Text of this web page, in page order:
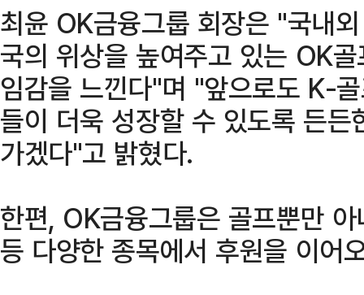
최윤 OK금융그룹 회장은 "국내
국의 위상을 높여주고 있는 OK
임감을 느낀다"며 "앞으로도 K-
들이 더욱 성장할 수 있도록 든
가겠다"고 밝혔다.
한편, OK금융그룹은 골프뿐만
등 다양한 종목에서 후원을 이어